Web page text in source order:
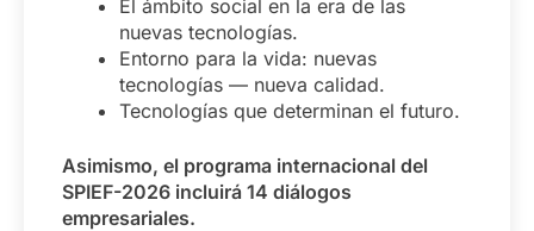
El ámbito social en la era de las
nuevas tecnologías.
Entorno para la vida: nuevas
tecnologías — nueva calidad.
Tecnologías que determinan el futuro.
Asimismo, el programa internacional del
SPIEF-2026 incluirá 14 diálogos
empresariales.